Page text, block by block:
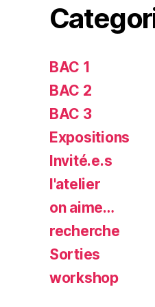
BAC 1
BAC 2
BAC 3
Expositions
Invité.e.s
l'atelier
on aime…
recherche
Sorties
workshop